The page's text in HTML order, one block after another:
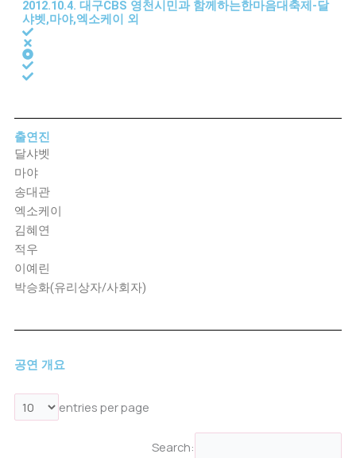
2012.10.4. 대구CBS 영천시민과 함께하는한마음대축제-달
샤벳,마야,엑소케이 외
출연진
달샤벳
마야
송대관
엑소케이
김혜연
적우
이예린
박승화(유리상자/사회자)
공연 개요
entries per page
Search: